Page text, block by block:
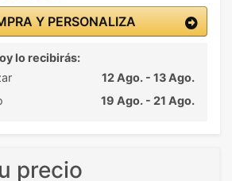
Y PERSONALIZA
lo recibirás:
12 Ago. - 13 Ago.
19 Ago. - 21 Ago.
precio